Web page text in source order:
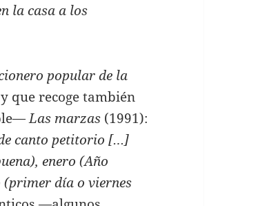
la casa a los
popular de la
que recoge también
Las marzas (1991):
canto petitorio […]
enero (Año
(primer día o viernes